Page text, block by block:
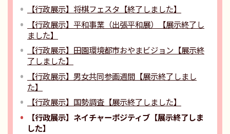
【行政展示】将棋フェスタ【終了しました】
【行政展示】平和事業（出張平和展）【展示終了し
ました】
【行政展示】田園環境都市おやまビジョン【展示終
了しました】
【行政展示】男女共同参画週間【展示終了しまし
た】
【行政展示】国勢調査【展示終了しました】
【行政展示】ネイチャーポジティブ【展示終了しま
した】